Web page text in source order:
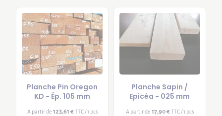
Planche Pin Oregon
KD - Ép. 105 mm
A partir de 123,61 € TTC / 1 pcs
Planche Sapin /
Epicéa - 025 mm
A partir de 17,90 € TTC / 1 pcs